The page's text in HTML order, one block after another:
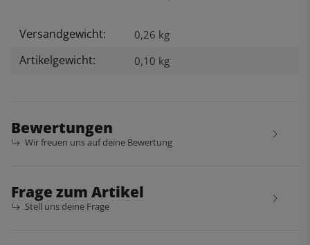
Produkteigenschaft
Wert
Versandgewicht: 0,26 kg
Artikelgewicht: 0,10 kg
Bewertungen
Wir freuen uns auf deine Bewertung
Frage zum Artikel
Stell uns deine Frage